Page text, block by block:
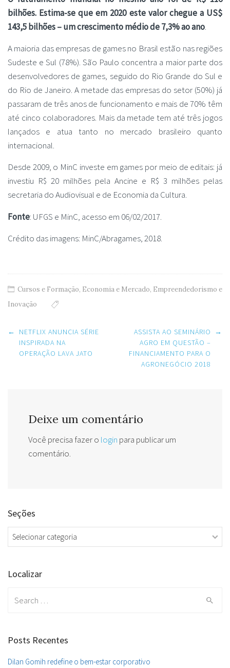
bilhões. Estima-se que em 2020 este valor chegue a US$
143,5 bilhões – um crescimento médio de 7,3% ao ano.
A maioria das empresas de games no Brasil estão nas regiões
Sudeste e Sul (78%). São Paulo concentra a maior parte dos
desenvolvedores de games, seguido do Rio Grande do Sul e
do Rio de Janeiro. A metade das empresas do setor (50%) já
passaram de três anos de funcionamento e mais de 70% têm
até cinco colaboradores. Mais da metade tem até três jogos
lançados e atua tanto no mercado brasileiro quanto
internacional.
Desde 2009, o MinC investe em games por meio de editais: já
investiu R$ 20 milhões pela Ancine e R$ 3 milhões pelas
secretaria do Audiovisual e de Economia da Cultura.
Fonte: UFGS e MinC, acesso em 06/02/2017.
Crédito das imagens: MinC/Abragames, 2018.
Cursos e Formação, Economia e Mercado, Empreendedorismo e
Inovação
Post
navigation
←
NETFLIX ANUNCIA SÉRIE
INSPIRADA NA
OPERAÇÃO LAVA JATO
ASSISTA AO SEMINÁRIO
AGRO EM QUESTÃO –
FINANCIAMENTO PARA O
AGRONEGÓCIO 2018
→
Deixe um comentário
Você precisa fazer o login para publicar um
comentário.
Seções
Seções
Localizar
Posts Recentes
Dilan Gomih redefine o bem-estar corporativo